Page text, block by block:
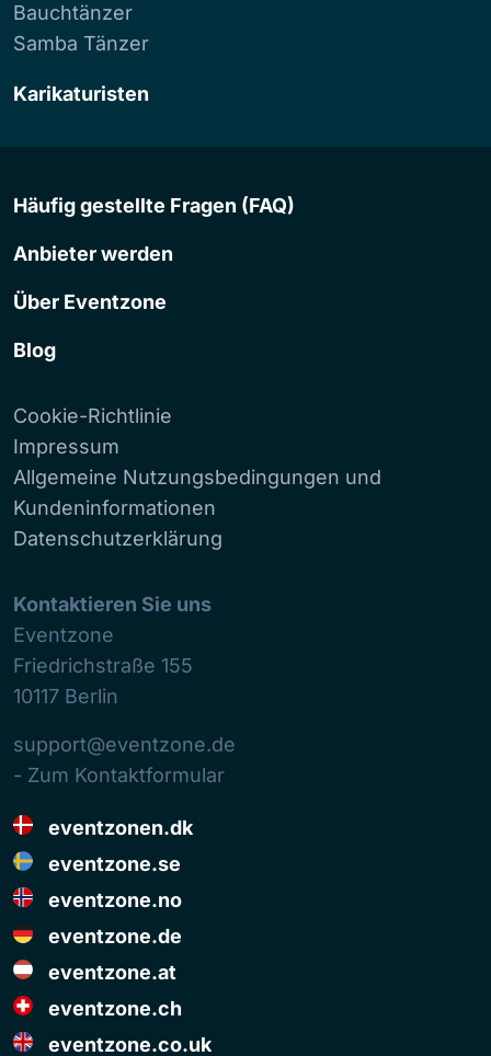
Bauchtänzer
Samba Tänzer
Karikaturisten
Häufig gestellte Fragen (FAQ)
Anbieter werden
Über Eventzone
Blog
Cookie-Richtlinie
Impressum
Allgemeine Nutzungsbedingungen und
Kundeninformationen
Datenschutzerklärung
Kontaktieren Sie uns
Eventzone
Friedrichstraße 155
10117 Berlin
support@eventzone.de
- Zum Kontaktformular
eventzonen.dk
eventzone.se
eventzone.no
eventzone.de
eventzone.at
eventzone.ch
eventzone.co.uk